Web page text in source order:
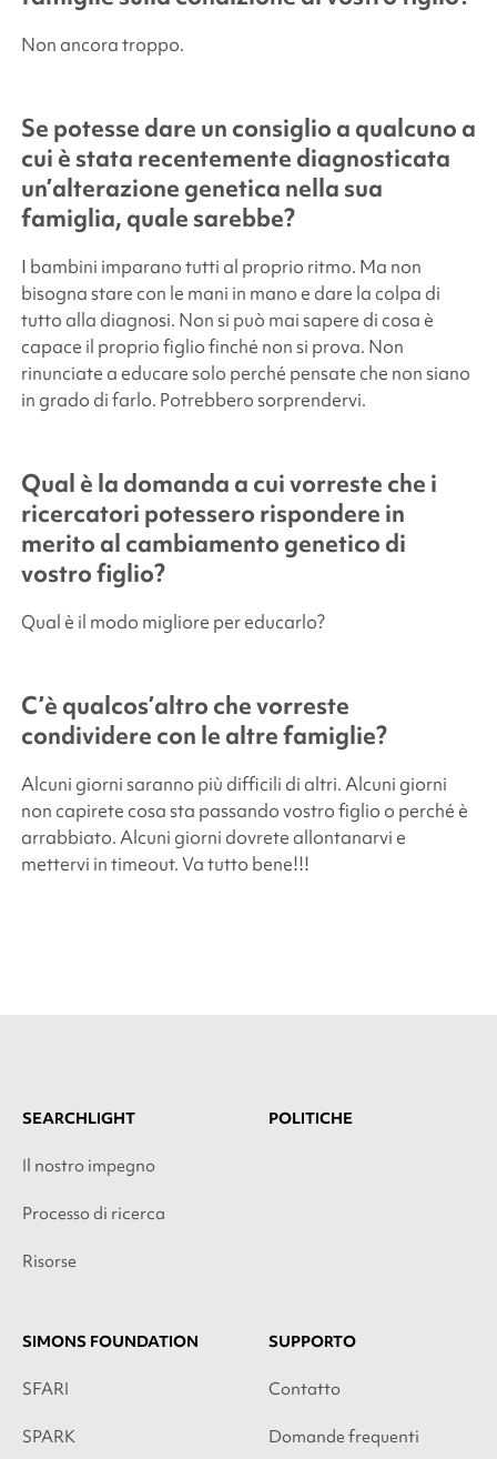
Non ancora troppo.
Se potesse dare un consiglio a qualcuno a
cui è stata recentemente diagnosticata
un’alterazione genetica nella sua
famiglia, quale sarebbe?
I bambini imparano tutti al proprio ritmo. Ma non
bisogna stare con le mani in mano e dare la colpa di
tutto alla diagnosi. Non si può mai sapere di cosa è
capace il proprio figlio finché non si prova. Non
rinunciate a educare solo perché pensate che non siano
in grado di farlo. Potrebbero sorprendervi.
Qual è la domanda a cui vorreste che i
ricercatori potessero rispondere in
merito al cambiamento genetico di
vostro figlio?
Qual è il modo migliore per educarlo?
C’è qualcos’altro che vorreste
condividere con le altre famiglie?
Alcuni giorni saranno più difficili di altri. Alcuni giorni
non capirete cosa sta passando vostro figlio o perché è
arrabbiato. Alcuni giorni dovrete allontanarvi e
mettervi in timeout. Va tutto bene!!!
SEARCHLIGHT
Il nostro impegno
Processo di ricerca
Risorse
POLITICHE
SIMONS FOUNDATION
SFARI
SPARK
SUPPORTO
Contatto
Domande frequenti